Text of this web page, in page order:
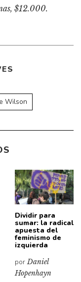
$12.000.
Wilson
Dividir para
sumar: la radical
apuesta del
feminismo de
izquierda
porDaniel
Hopenhayn